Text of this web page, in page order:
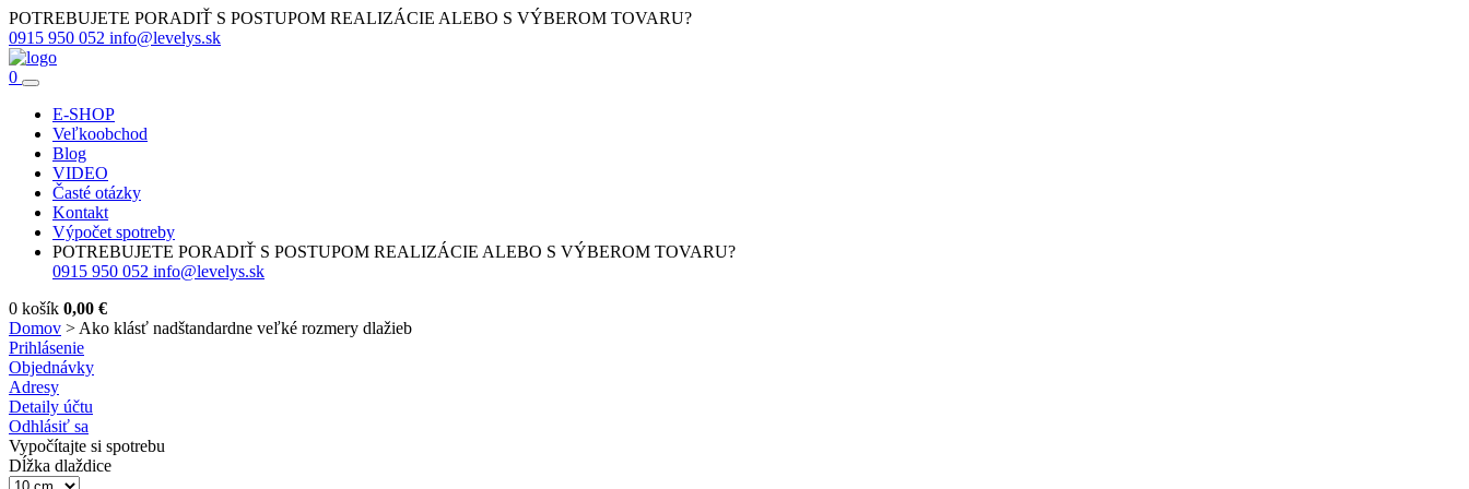
POTREBUJETE PORADIŤ S POSTUPOM REALIZÁCIE ALEBO S VÝBEROM TOVARU?
0915 950 052 info@levelys.sk
0
E-SHOP
Veľkoobchod
Blog
VIDEO
Časté otázky
Kontakt
Výpočet spotreby
POTREBUJETE PORADIŤ S POSTUPOM REALIZÁCIE ALEBO S VÝBEROM TOVARU?
0915 950 052 info@levelys.sk
0 košík 0,00 €
Domov > Ako klásť nadštandardne veľké rozmery dlažieb
Prihlásenie
Objednávky
Adresy
Detaily účtu
Odhlásiť sa
Vypočítajte si spotrebu
Dĺžka dlaždice